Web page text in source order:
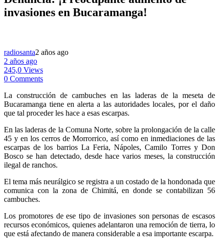
invasiones en Bucaramanga!
radiosanta2 años ago
2 años ago
245,0 Views
0 Comments
La construcción de cambuches en las laderas de la meseta de
Bucaramanga tiene en alerta a las autoridades locales, por el daño
que tal proceder les hace a esas escarpas.
En las laderas de la Comuna Norte, sobre la prolongación de la calle
45 y en los cerros de Morrorrico, así como en inmediaciones de las
escarpas de los barrios La Feria, Nápoles, Camilo Torres y Don
Bosco se han detectado, desde hace varios meses, la construcción
ilegal de ranchos.
El tema más neurálgico se registra a un costado de la hondonada que
comunica con la zona de Chimitá, en donde se contabilizan 56
cambuches.
Los promotores de ese tipo de invasiones son personas de escasos
recursos económicos, quienes adelantaron una remoción de tierra, lo
que está afectando de manera considerable a esa importante escarpa.